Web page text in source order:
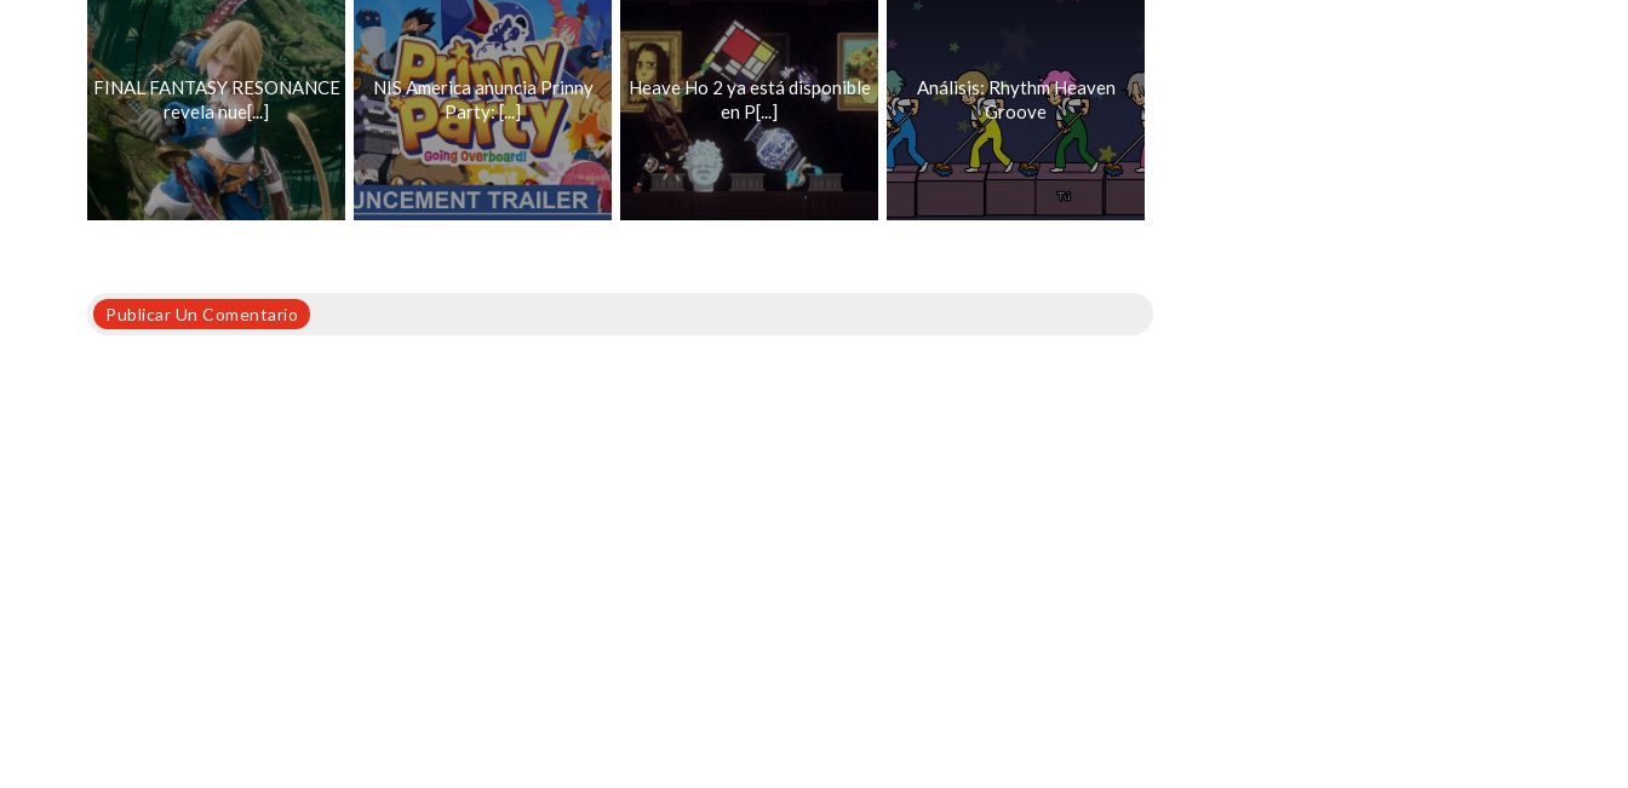
FINAL FANTASY RESONANCE
revela nue[...]
NIS America anuncia Prinny
Party: [...]
Heave Ho 2 ya está disponible
en P[...]
Análisis: Rhythm Heaven
Groove
Publicar Un Comentario